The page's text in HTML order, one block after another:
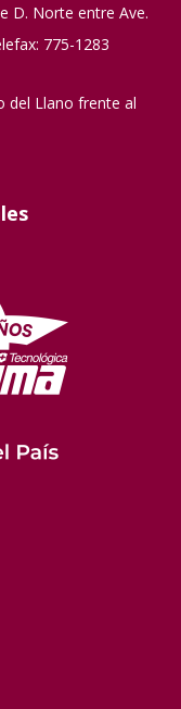
D. Norte entre Ave.
775-1283
del Llano frente al